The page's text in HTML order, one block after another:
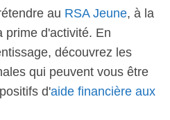
au RSA Jeune, à la
prime d'activité. En
découvrez les
qui peuvent vous être
d'aide financière aux